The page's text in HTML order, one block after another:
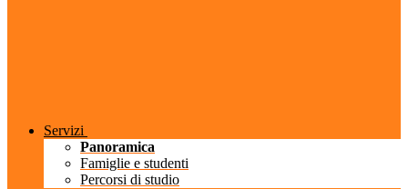
Servizi
Panoramica
Famiglie e studenti
Percorsi di studio